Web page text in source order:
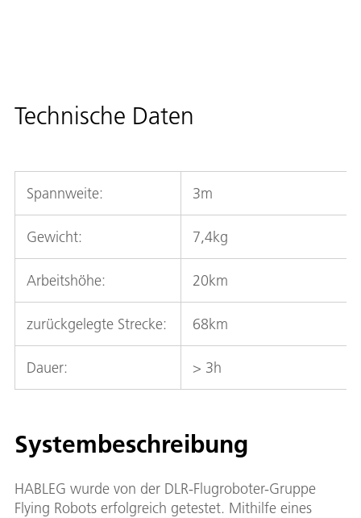
Technische Daten
Spannweite: 3m
Gewicht: 7,4kg
Arbeitshöhe: 20km
zurückgelegte Strecke: 68km
Dauer: > 3h
Systembeschreibung
HABLEG wurde von der DLR-Flugroboter-Gruppe
Flying Robots erfolgreich getestet. Mithilfe eines